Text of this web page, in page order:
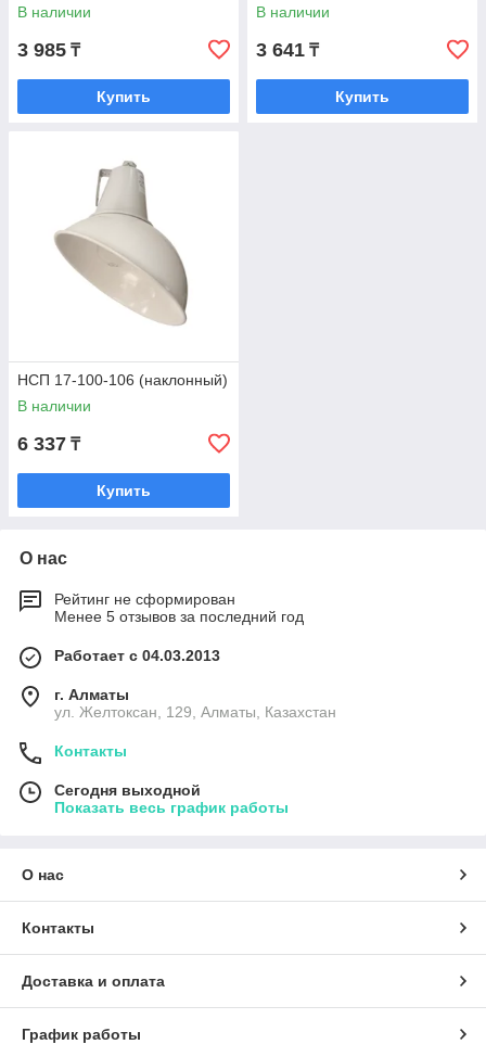
В наличии
3 985 ₸
Купить
В наличии
3 641 ₸
Купить
НСП 17-100-106 (наклонный)
В наличии
6 337 ₸
Купить
О нас
Рейтинг не сформирован
Менее 5 отзывов за последний год
Работает с 04.03.2013
г. Алматы
ул. Желтоксан, 129, Алматы, Казахстан
Контакты
Сегодня выходной
Показать весь график работы
О нас
Контакты
Доставка и оплата
График работы